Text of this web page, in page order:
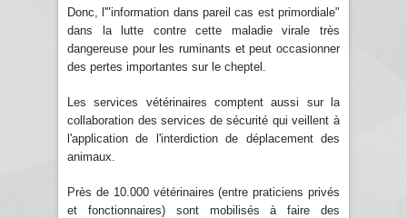
Donc, l'"information dans pareil cas est primordiale"
dans la lutte contre cette maladie virale très
dangereuse pour les ruminants et peut occasionner
des pertes importantes sur le cheptel.
Les services vétérinaires comptent aussi sur la
collaboration des services de sécurité qui veillent à
l'application de l'interdiction de déplacement des
animaux.
Près de 10.000 vétérinaires (entre praticiens privés
et fonctionnaires) sont mobilisés à faire des